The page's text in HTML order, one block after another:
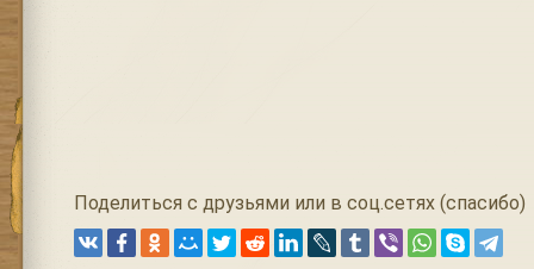
Поделиться с друзьями или в соц.сетях (спасибо)